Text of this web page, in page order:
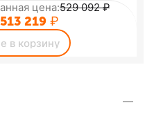
цена:529 092₽
513 219 ₽
в корзину